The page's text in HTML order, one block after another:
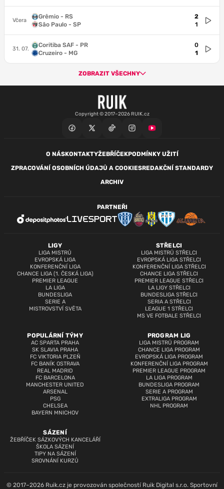
Včera
Grêmio - RS
São Paulo - SP
2
1
31. 07.
Coritiba SAF - PR
Cruzeiro - MG
0
1
ZOBRAZIT VŠECHNY
Copyright © 2017–2026 RUIK.cz
O NÁSKONTAKTYŽEBŘÍČEKPODMÍNKY UŽITÍ
ZPRACOVÁNÍ OSOBNÍCH ÚDAJŮ A COOKIESREDAKČNÍ STANDARDY
ARCHIV
LIGY
LIGA MISTRŮ
EVROPSKÁ LIGA
KONFERENČNÍ LIGA
CHANCE LIGA (1. ČESKÁ LIGA)
PREMIER LEAGUE
LA LIGA
BUNDESLIGA
SERIE A
MISTROVSTVÍ SVĚTA
STŘELCI
LIGA MISTRŮ STŘELCI
EVROPSKÁ LIGA STŘELCI
KONFERENČNÍ LIGA STŘELCI
CHANCE LIGA STŘELCI
PREMIER LEAGUE STŘELCI
LA LIGY STŘELCI
BUNDESLIGA STŘELCI
SERIA A STŘELCI
LEAGUE 1 STŘELCI
MS VE FOTBALE STŘELCI
POPULÁRNÍ TÝMY
AC SPARTA PRAHA
SK SLAVIA PRAHA
FC VIKTORIA PLZEŇ
FC BANÍK OSTRAVA
REAL MADRID
FC BARCELONA
MANCHESTER UNITED
ARSENAL
PSG
CHELSEA
BAYERN MNICHOV
PROGRAM LIG
LIGA MISTRŮ PROGRAM
CHANCE LIGA PROGRAM
EVROPSKÁ LIGA PROGRAM
KONFERENČNÍ LIGA PROGRAM
PREMIER LEAGUE PROGRAM
LA LIGA PROGRAM
BUNDESLIGA PROGRAM
SERIE A PROGRAM
EXTRALIGA PROGRAM
NHL PROGRAM
SÁZENÍ
ŽEBŘÍČEK SÁZKOVÝCH KANCELÁŘÍ
ŠKOLA SÁZENÍ
TIPY NA SÁZENÍ
SROVNÁNÍ KURZŮ
PARTNEŘI
© 2017–2026 Ruik.cz je provozován společností Ruik Digital s.r.o. Sportovní